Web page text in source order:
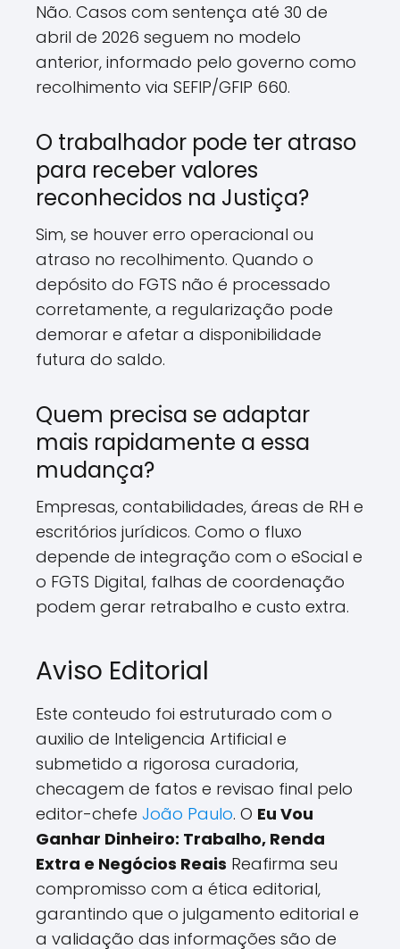
Não. Casos com sentença até 30 de
abril de 2026 seguem no modelo
anterior, informado pelo governo como
recolhimento via SEFIP/GFIP 660.
O trabalhador pode ter atraso
para receber valores
reconhecidos na Justiça?
Sim, se houver erro operacional ou
atraso no recolhimento. Quando o
depósito do FGTS não é processado
corretamente, a regularização pode
demorar e afetar a disponibilidade
futura do saldo.
Quem precisa se adaptar
mais rapidamente a essa
mudança?
Empresas, contabilidades, áreas de RH e
escritórios jurídicos. Como o fluxo
depende de integração com o eSocial e
o FGTS Digital, falhas de coordenação
podem gerar retrabalho e custo extra.
Aviso Editorial
Este conteudo foi estruturado com o
auxilio de Inteligencia Artificial e
submetido a rigorosa curadoria,
checagem de fatos e revisao final pelo
editor-chefe João Paulo. O Eu Vou
Ganhar Dinheiro: Trabalho, Renda
Extra e Negócios Reais Reafirma seu
compromisso com a ética editorial,
garantindo que o julgamento editorial e
a validação das informações são de